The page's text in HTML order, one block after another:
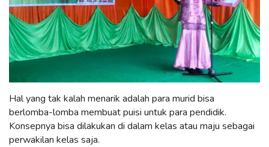
Hal yang tak kalah menarik adalah para murid bisa
berlomba-lomba membuat puisi untuk para pendidik.
Konsepnya bisa dilakukan di dalam kelas atau maju sebagai
perwakilan kelas saja.